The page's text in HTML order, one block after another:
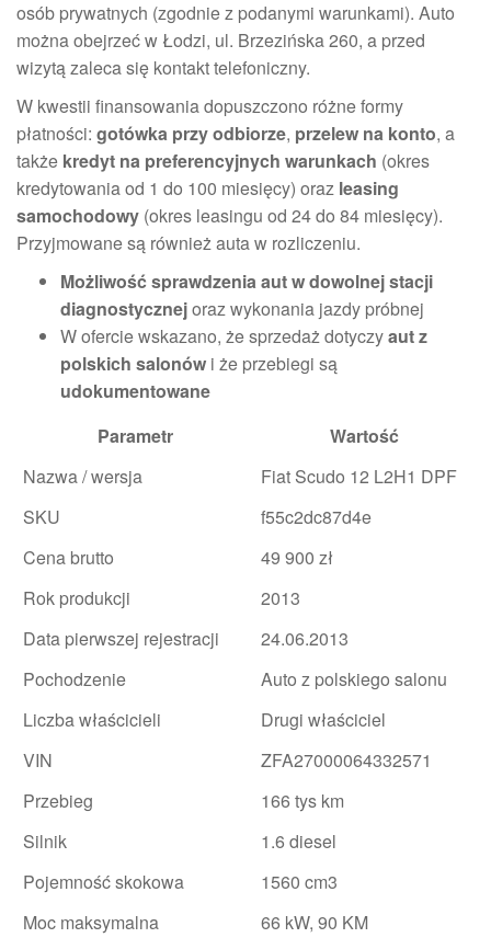
osób prywatnych (zgodnie z podanymi warunkami). Auto
można obejrzeć w Łodzi, ul. Brzezińska 260, a przed
wizytą zaleca się kontakt telefoniczny.
W kwestii finansowania dopuszczono różne formy
płatności: gotówka przy odbiorze, przelew na konto, a
także kredyt na preferencyjnych warunkach (okres
kredytowania od 1 do 100 miesięcy) oraz leasing
samochodowy (okres leasingu od 24 do 84 miesięcy).
Przyjmowane są również auta w rozliczeniu.
Możliwość sprawdzenia aut w dowolnej stacji
diagnostycznejoraz wykonania jazdy próbnej
W ofercie wskazano, że sprzedaż dotyczyaut z
polskich salonów i że przebiegi są
udokumentowane
Parametr
Wartość
Nazwa / wersja
Fiat Scudo 12 L2H1 DPF
SKU
f55c2dc87d4e
Cena brutto
49 900 zł
Rok produkcji
2013
Data pierwszej rejestracji
24.06.2013
Pochodzenie
Auto z polskiego salonu
Liczba właścicieli
Drugi właściciel
VIN
ZFA27000064332571
Przebieg
166 tys km
Silnik
1.6 diesel
Pojemność skokowa
1560 cm3
Moc maksymalna
66 kW, 90 KM